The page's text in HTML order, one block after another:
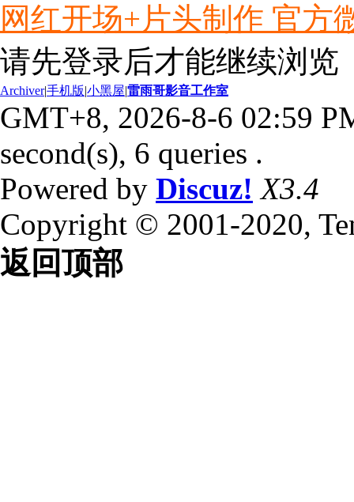
网红开场+片头制作 官方
请先登录后才能继续浏览
Archiver|手机版|小黑屋|雷雨哥影音工作室
GMT+8, 2026-8-6 02:59
second(s), 6 queries .
Powered by Discuz! X3.4
Copyright © 2001-2020,
返回顶部